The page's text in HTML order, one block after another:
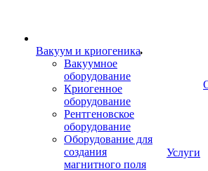
Вакуум и криогеника
Вакуумное
оборудование
Криогенное
оборудование
Рентгеновское
оборудование
Оборудование для
создания
магнитного поля
Услуги